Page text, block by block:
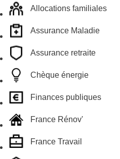
Allocations familiales
Assurance Maladie
Assurance retraite
Chèque énergie
Finances publiques
France Rénov'
France Travail